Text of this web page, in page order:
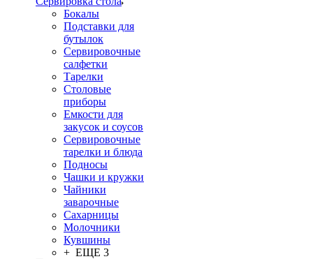
Бокалы
Подставки для
бутылок
Сервировочные
салфетки
Тарелки
Столовые
приборы
Емкости для
закусок и соусов
Сервировочные
тарелки и блюда
Подносы
Чашки и кружки
Чайники
заварочные
Сахарницы
Молочники
Кувшины
+ ЕЩЕ 3